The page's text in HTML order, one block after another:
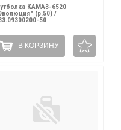
КАМАЗ-6520
(р.50) /
50
В КОРЗИНУ